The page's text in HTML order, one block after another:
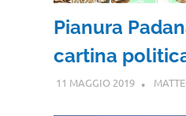
Pianura
cartina
11 MAGGIO 2019